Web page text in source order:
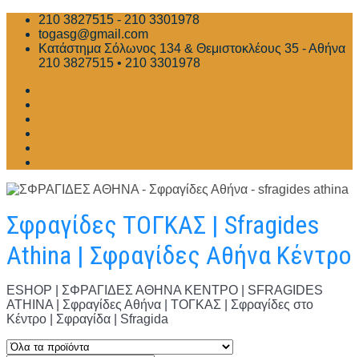
Skip
content
210 3827515 - 210 3301978
togasg@gmail.com
Κατάστημα Σόλωνος 134 & Θεμιστοκλέους 35 - Αθήνα
210 3827515 • 210 3301978
Σφραγίδες ΤΟΓΚΑΣ | Sfragides
Athina | Σφραγίδες Αθήνα Κέντρο
ESHOP | ΣΦΡΑΓΙΔΕΣ ΑΘΗΝΑ ΚΕΝΤΡΟ | SFRAGIDES
ATHINA | Σφραγίδες Αθήνα | ΤΟΓΚΑΣ | Σφραγίδες στο
Κέντρο | Σφραγίδα | Sfragida